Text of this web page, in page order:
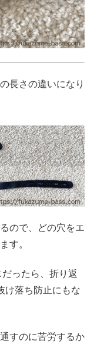
長さの違いになり
ので、どの穴をエ
す。
ったら、折り返
け落ち防止にもな
すのに苦労するか